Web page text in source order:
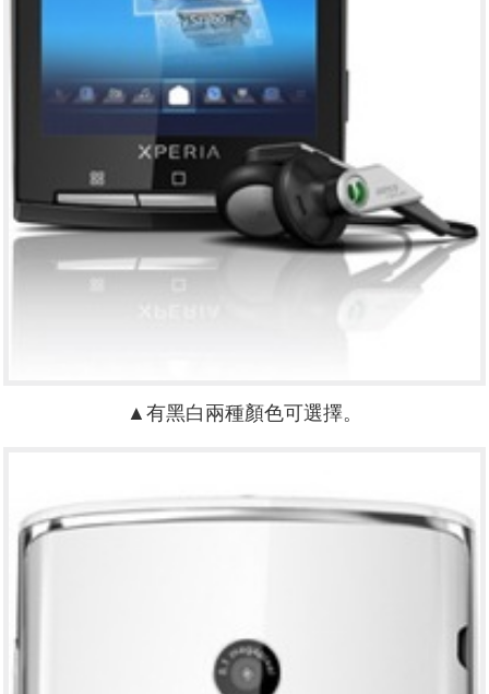
▲有黑白兩種顏色可選擇。